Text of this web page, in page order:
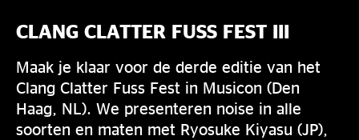
CLANG CLATTER FUSS FEST III
Maak je klaar voor de derde editie van het
Clang Clatter Fuss Fest in Musicon (Den
Haag, NL). We presenteren noise in alle
soorten en maten met Ryosuke Kiyasu (JP),